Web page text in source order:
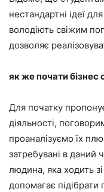
нестандартні ідеї
володіють свіжим
дозволяє
як же почати бізнес
Для початку
діяльності,
проаналізуємо їх
затребувані в
людина, яка ходить
допомагає